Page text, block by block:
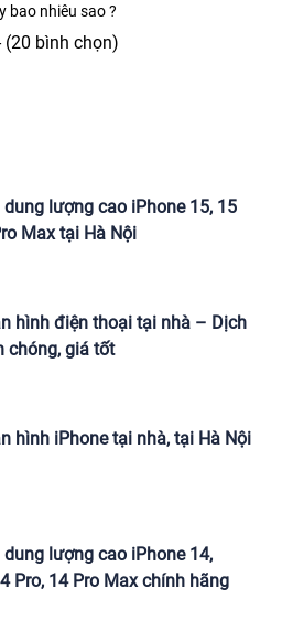
bao nhiêu sao ?
(20 bình chọn)
lượng cao iPhone 15, 15
Max tại Hà Nội
hình điện thoại tại nhà – Dịch
chóng, giá tốt
hình iPhone tại nhà, tại Hà Nội
lượng cao iPhone 14,
Pro, 14 Pro Max chính hãng